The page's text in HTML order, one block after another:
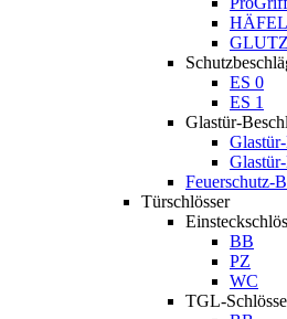
GLUTZ
ES 0
ES 1
Glastür-
Feuerschutz-
Türschlösser
BB
PZ
WC
TGL-